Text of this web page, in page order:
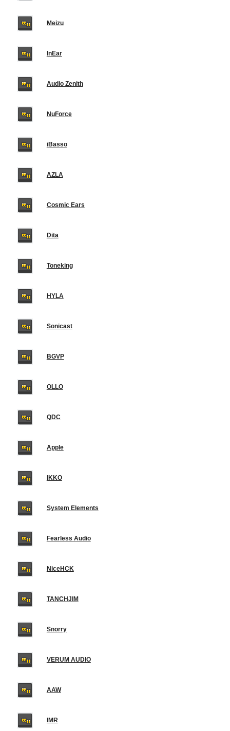
Meizu
InEar
Audio Zenith
NuForce
iBasso
AZLA
Cosmic Ears
Dita
Toneking
HYLA
Sonicast
BGVP
OLLO
QDC
Apple
IKKO
System Elements
Fearless Audio
NiceHCK
TANCHJIM
Snorry
VERUM AUDIO
AAW
IMR